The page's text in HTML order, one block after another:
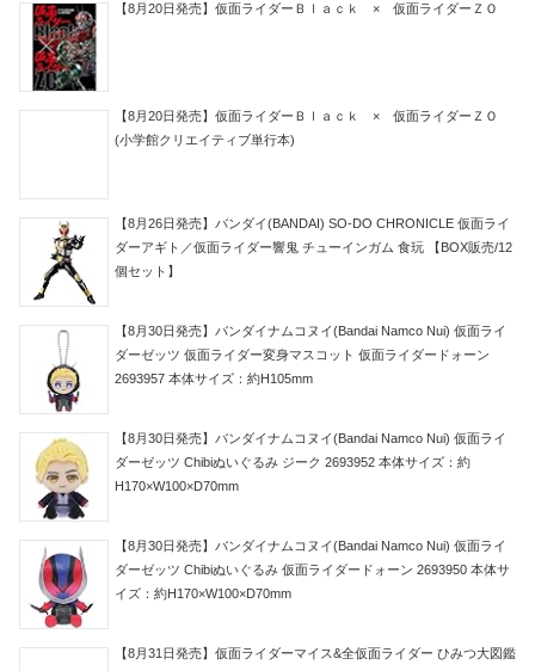
【8月20日発売】仮面ライダーＢｌａｃｋ × 仮面ライダーＺＯ
【8月20日発売】仮面ライダーＢｌａｃｋ × 仮面ライダーＺＯ
(小学館クリエイティブ単行本)
【8月26日発売】バンダイ(BANDAI) SO-DO CHRONICLE 仮面ライ
ダーアギト／仮面ライダー響鬼 チューインガム 食玩 【BOX販売/12
個セット】
【8月30日発売】バンダイナムコヌイ(Bandai Namco Nui) 仮面ライ
ダーゼッツ 仮面ライダー変身マスコット 仮面ライダードォーン
2693957 本体サイズ：約H105mm
【8月30日発売】バンダイナムコヌイ(Bandai Namco Nui) 仮面ライ
ダーゼッツ Chibiぬいぐるみ ジーク 2693952 本体サイズ：約
H170×W100×D70mm
【8月30日発売】バンダイナムコヌイ(Bandai Namco Nui) 仮面ライ
ダーゼッツ Chibiぬいぐるみ 仮面ライダードォーン 2693950 本体サ
イズ：約H170×W100×D70mm
【8月31日発売】仮面ライダーマイス&全仮面ライダー ひみつ大図鑑